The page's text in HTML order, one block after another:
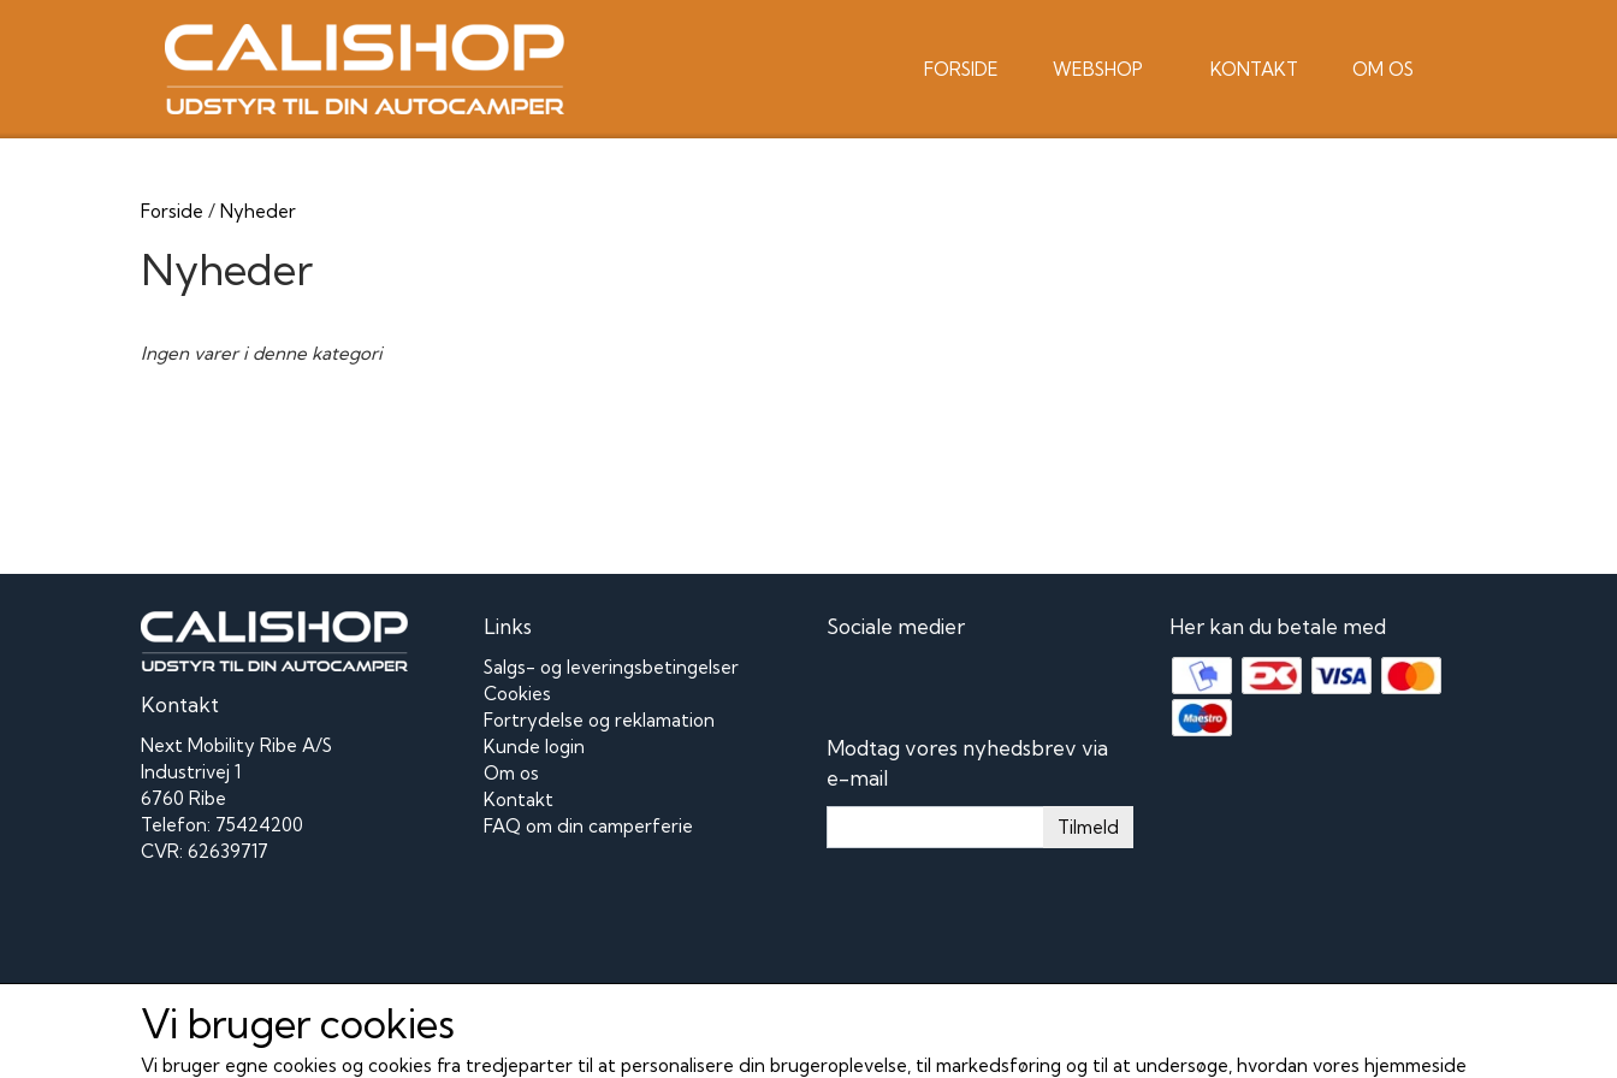
FORSIDE WEBSHOP KONTAKT OM OS
Forside Nyheder
Nyheder
Ingen varer i denne kategori
Kontakt
Next Mobility Ribe A/S
Industrivej 1
6760 Ribe
Telefon: 75424200
CVR: 62639717
Links
Salgs- og leveringsbetingelser
Cookies
Fortrydelse og reklamation
Kunde login
Om os
Kontakt
FAQ om din camperferie
Sociale medier
Modtag vores nyhedsbrev via
e-mail
Tilmeld
Her kan du betale med
Vi bruger cookies
Vi bruger egne cookies og cookies fra tredjeparter til at personalisere din brugeroplevelse, til markedsføring og til at undersøge, hvordan vores hjemmeside